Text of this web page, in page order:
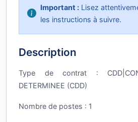
Important : Lisez
les instructions à suivre.
Description
Type de contrat :
DETERMINEE (CDD)
Nombre de postes : 1